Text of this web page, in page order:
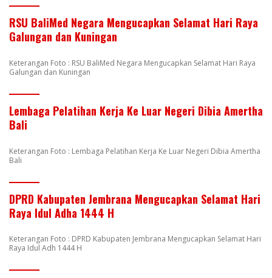
RSU BaliMed Negara Mengucapkan Selamat Hari Raya
Galungan dan Kuningan
Keterangan Foto : RSU BaliMed Negara Mengucapkan Selamat Hari Raya
Galungan dan Kuningan
Lembaga Pelatihan Kerja Ke Luar Negeri Dibia Amertha
Bali
Keterangan Foto : Lembaga Pelatihan Kerja Ke Luar Negeri Dibia Amertha
Bali
DPRD Kabupaten Jembrana Mengucapkan Selamat Hari
Raya Idul Adha 1444 H
Keterangan Foto : DPRD Kabupaten Jembrana Mengucapkan Selamat Hari
Raya Idul Adh 1444 H